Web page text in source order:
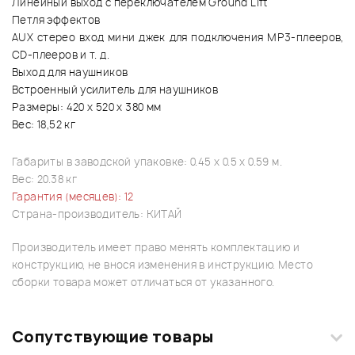
Петля эффектов
AUX стерео вход мини джек для подключения MP3-плееров,
CD-плееров и т. д.
Выход для наушников
Встроенный усилитель для наушников
Размеры: 420 х 520 х 380 мм
Вес: 18,52 кг
Габариты в заводской упаковке: 0.45 x 0.5 x 0.59 м.
Вес: 20.38 кг
Гарантия (месяцев): 12
Страна-производитель: КИТАЙ
Производитель имеет право менять комплектацию и
конструкцию, не внося изменения в инструкцию. Место
сборки товара может отличаться от указанного.
Сопутствующие товары